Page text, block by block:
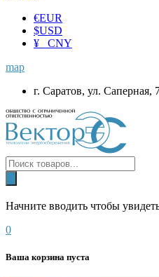
€EUR
$USD
¥ CNY
map
г. Саратов, ул. Саперная,
Начните вводить чтобы
0
Ваша корзина пуста